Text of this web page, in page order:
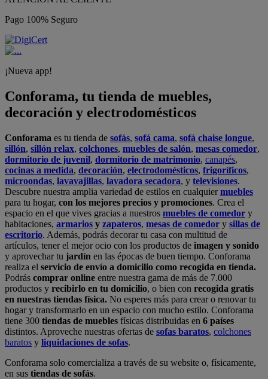
Pago 100% Seguro
¡Nueva app!
Conforama, tu tienda de muebles,
decoración y electrodomésticos
Conforama es tu tienda de sofás, sofá cama, sofá chaise longue,
sillón, sillón relax, colchones, muebles de salón, mesas comedor,
dormitorio de juvenil, dormitorio de matrimonio, canapés,
cocinas a medida, decoración, electrodomésticos, frigoríficos,
microondas, lavavajillas, lavadora secadora, y televisiones.
Descubre nuestra amplia variedad de estilos en cualquiermuebles
para tu hogar, con los mejores precios y promociones. Crea el
espacio en el que vives gracias a nuestros muebles de comedor y
habitaciones, armarios y zapateros, mesas de comedor y sillas de
escritorio. Además, podrás decorar tu casa con multitud de
artículos, tener el mejor ocio con los productos de imagen y sonido
y aprovechar tu jardín en las épocas de buen tiempo. Conforama
realiza el servicio de envío a domicilio como recogida en tienda.
Podrás comprar online entre nuestra gama de más de 7.000
productos y recibirlo en tu domicilio, o bien con recogida gratis
en nuestras tiendas física. No esperes más para crear o renovar tu
hogar y transformarlo en un espacio con mucho estilo. Conforama
tiene 300 tiendas de muebles físicas distribuidas en 6 países
distintos. Aproveche nuestras ofertas de sofas baratos, colchones
baratos y liquidaciones de sofas.
Conforama solo comercializa a través de su website o, físicamente,
en sus tiendas de sofás.